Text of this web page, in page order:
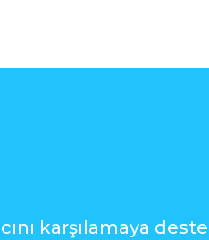
karşılamaya